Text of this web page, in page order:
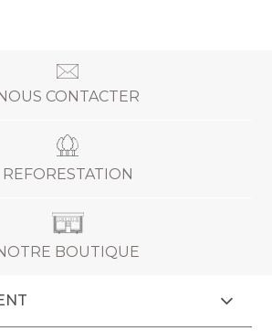
CONTACTER
REFORESTATION
BOUTIQUE